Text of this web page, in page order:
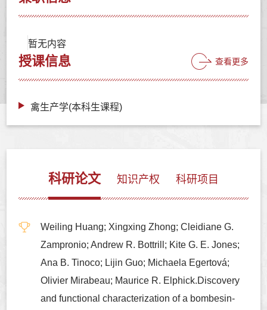
暂无内容
授课信息 查看更多
禽生产学(本科生课程)
科研论文 知识产权 科研项目
Weiling Huang; Xingxing Zhong; Cleidiane G.
Zampronio; Andrew R. Bottrill; Kite G. E. Jones;
Ana B. Tinoco; Lijin Guo; Michaela Egertová;
Olivier Mirabeau; Maurice R. Elphick.Discovery
and functional characterization of a bombesin-